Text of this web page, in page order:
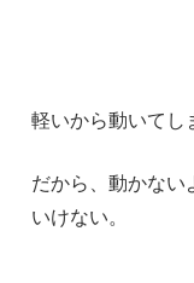
軽いから動いてし
だから、動かない
いけない。